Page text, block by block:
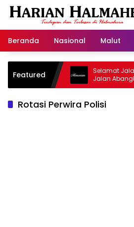
Langsung
Beranda
Nasional Malut
Featured
Warisan
Selamat Jalan
Jalan Abangku
Rotasi Perwira Polisi